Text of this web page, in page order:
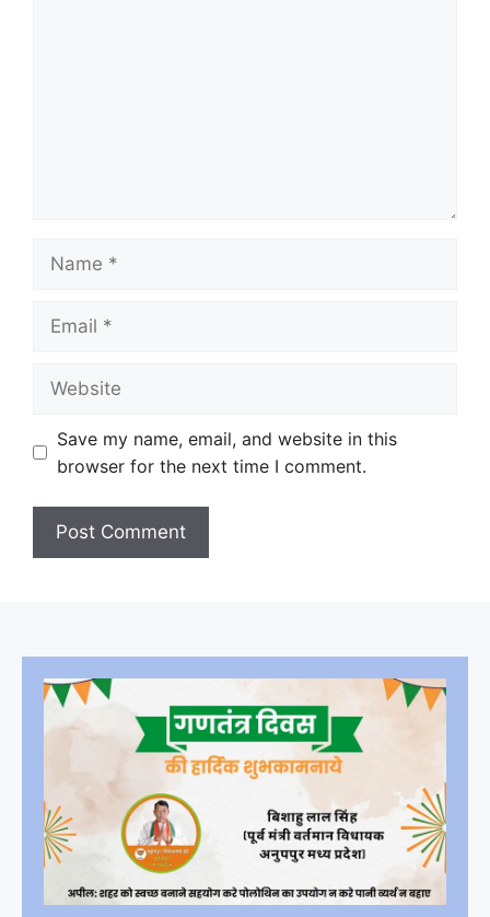
Save my name, email, and website in this
browser for the next time I comment.